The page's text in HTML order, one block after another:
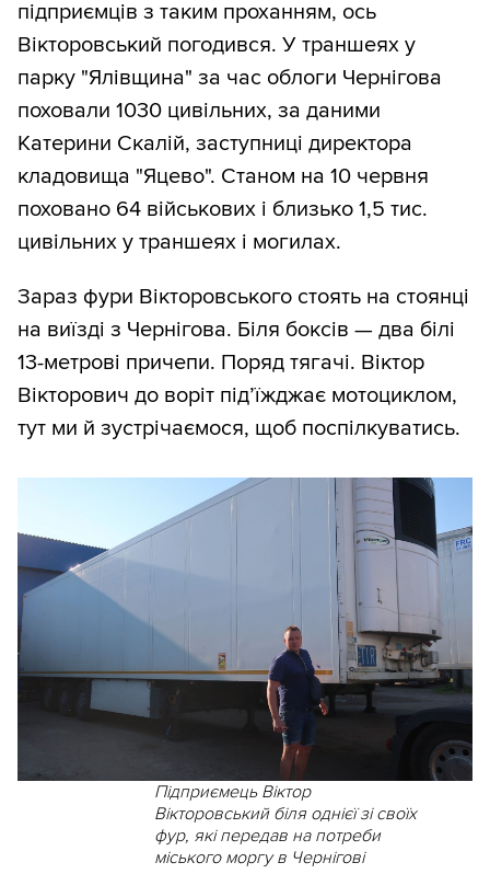
підприємців з таким проханням, ось
Вікторовський погодився. У траншеях у
парку "Ялівщина" за час облоги Чернігова
поховали 1030 цивільних, за даними
Катерини Скалій, заступниці директора
кладовища "Яцево". Станом на 10 червня
поховано 64 військових і близько 1,5 тис.
цивільних у траншеях і могилах.
Зараз фури Вікторовського стоять на стоянці
на виїзді з Чернігова. Біля боксів — два білі
13-метрові причепи. Поряд тягачі. Віктор
Вікторович до воріт під’їжджає мотоциклом,
тут ми й зустрічаємося, щоб поспілкуватись.
Підприємець Віктор
Вікторовський біля однієї зі своїх
фур, які передав на потреби
міського моргу в Чернігові